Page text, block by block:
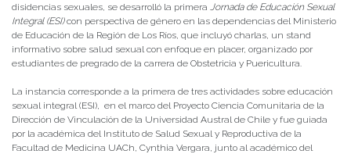
disidencias sexuales, se desarrolló la primera Jornada de Educación Sexual
Integral (ESI)con perspectiva de género en las dependencias del Ministerio
de Educación de la Región de Los Ríos, que incluyó charlas, un stand
informativo sobre salud sexual con enfoque en placer, organizado por
estudiantes de pregrado de la carrera de Obstetricia y Puericultura.
La instancia corresponde a la primera de tres actividades sobre educación
sexual integral (ESI), en el marco del Proyecto Ciencia Comunitaria de la
Dirección de Vinculación de la Universidad Austral de Chile y fue guiada
por la académica del Instituto de Salud Sexual y Reproductiva de la
Facultad de Medicina UACh, Cynthia Vergara, junto al académico del